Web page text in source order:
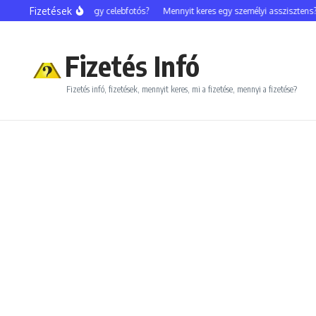
Ugrás a tartalomhoz
Fizetések
Mennyit keres egy celebfotós? Mennyit keres egy személyi asszisztens?
Fizetés Infó
Fizetés infó, fizetések, mennyit keres, mi a fizetése, mennyi a fizetése?